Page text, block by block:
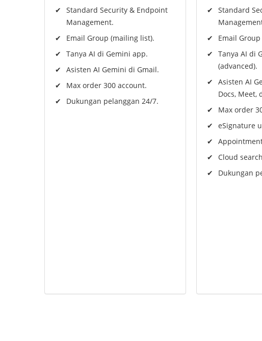
Standard Security & Endpoint
Management.
Email Group (mailing list).
Tanya AI di Gemini app.
Asisten AI Gemini di Gmail.
Max order 300 account.
Dukungan pelanggan 24/7.
Standard
Email
Tanya AI di
(advanced).
Asisten AI
Docs, Meet,
Max order
eSignature
Cloud
Dukungan